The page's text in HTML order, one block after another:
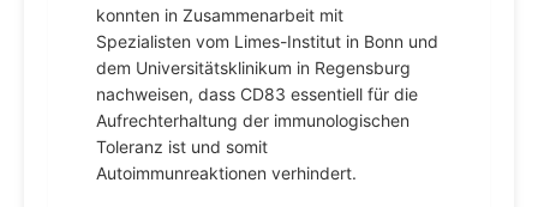
konnten in Zusammenarbeit mit
Spezialisten vom Limes-Institut in Bonn und
dem Universitätsklinikum in Regensburg
nachweisen, dass CD83 essentiell für die
Aufrechterhaltung der immunologischen
Toleranz ist und somit
Autoimmunreaktionen verhindert.